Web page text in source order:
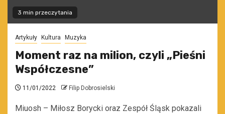
3 min przeczytania
Artykuły Kultura Muzyka
Moment raz na milion, czyli „Pieśni
Współczesne”
11/01/2022 Filip Dobrosielski
Miuosh – Miłosz Borycki oraz Zespół Śląsk pokazali